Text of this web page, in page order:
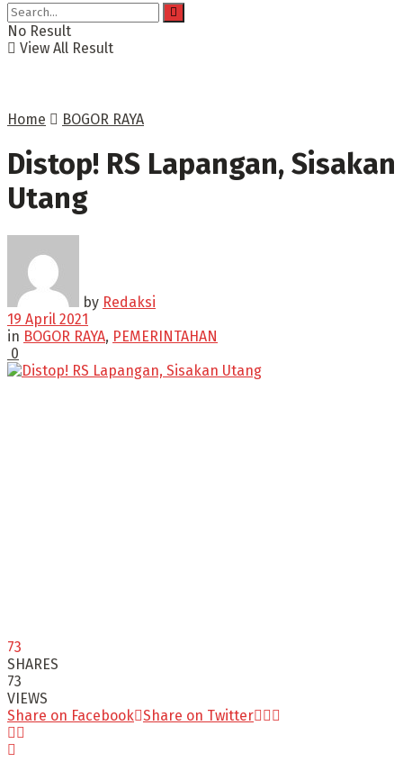
No Result
View All Result
Home BOGOR RAYA
Distop! RS Lapangan, Sisakan
Utang
by Redaksi
19 April 2021
in BOGOR RAYA, PEMERINTAHAN
0
73
SHARES
73
VIEWS
Share on Facebook Share on Twitter